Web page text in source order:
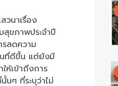
วนาเรื่อง
สุขภาพประจำปี
ลดความ
นที่ดีขึ้น แต่ยังมี
ห้เข้าถึงการ
นๆ ที่ระบุว่าไม่